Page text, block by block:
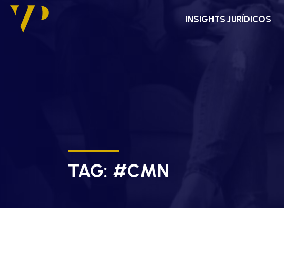
INSIGHTS JURÍDICOS
TAG: #CMN